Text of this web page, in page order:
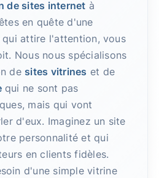
de sites internet à
en quête d'une
qui attire l'attention, vous
Nous nous spécialisons
de sites vitrines et de
qui ne sont pas
mais qui vont
d'eux. Imaginez un site
personnalité et qui
en clients fidèles.
d'une simple vitrine